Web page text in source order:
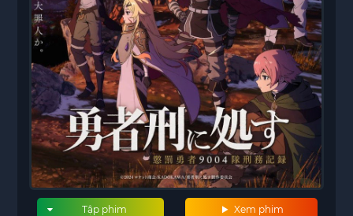
Xem phim
Tập phim